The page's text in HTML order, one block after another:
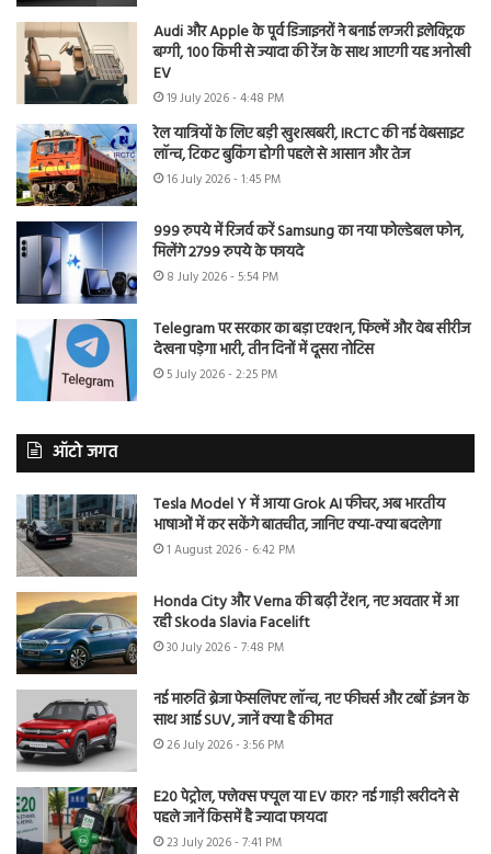
Audi और Apple के पूर्व डिजाइनरों ने बनाई लग्जरी इलेक्ट्रिक
बग्गी, 100 किमी से ज्यादा की रेंज के साथ आएगी यह अनोखी
EV
19 July 2026 - 4:48 PM
रेल यात्रियों के लिए बड़ी खुशखबरी, IRCTC की नई वेबसाइट
लॉन्च, टिकट बुकिंग होगी पहले से आसान और तेज
16 July 2026 - 1:45 PM
999 रुपये में रिजर्व करें Samsung का नया फोल्डेबल फोन,
मिलेंगे 2799 रुपये के फायदे
8 July 2026 - 5:54 PM
Telegram पर सरकार का बड़ा एक्शन, फिल्में और वेब सीरीज
देखना पड़ेगा भारी, तीन दिनों में दूसरा नोटिस
5 July 2026 - 2:25 PM
ऑटो जगत
Tesla Model Y में आया Grok AI फीचर, अब भारतीय
भाषाओं में कर सकेंगे बातचीत, जानिए क्या-क्या बदलेगा
1 August 2026 - 6:42 PM
Honda City और Verna की बढ़ी टेंशन, नए अवतार में आ
रही Skoda Slavia Facelift
30 July 2026 - 7:48 PM
नई मारुति ब्रेजा फेसलिफ्ट लॉन्च, नए फीचर्स और टर्बो इंजन के
साथ आई SUV, जानें क्या है कीमत
26 July 2026 - 3:56 PM
E20 पेट्रोल, फ्लेक्स फ्यूल या EV कार? नई गाड़ी खरीदने से
पहले जानें किसमें है ज्यादा फायदा
23 July 2026 - 7:41 PM